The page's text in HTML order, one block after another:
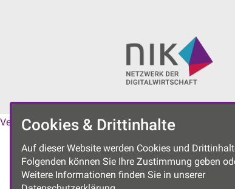
Vereinssatzung|Datenschutzerklärung|
Cookies & Drittinhalte
Auf dieser Website werden Cookies und
Folgenden können Sie Ihre Zustimmung geben
Weitere Informationen finden Sie in unserer